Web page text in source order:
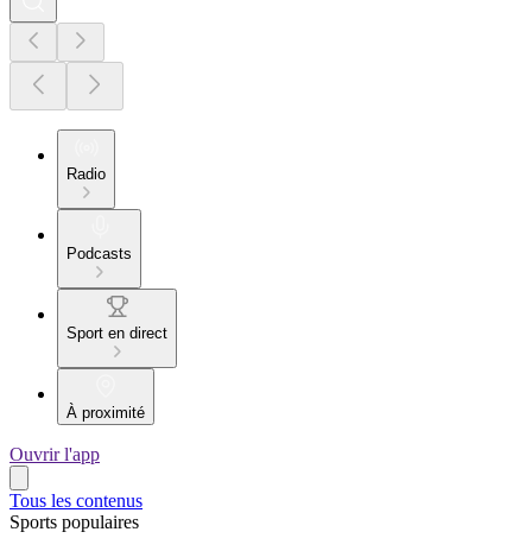
Radio
Podcasts
Sport en direct
À proximité
Ouvrir l'app
Tous les contenus
Sports populaires